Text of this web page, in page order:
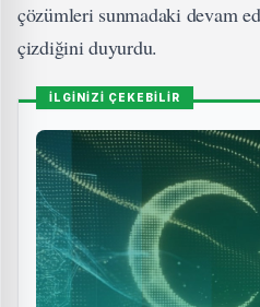
çözümleri sunmadaki devam
çizdiğini duyurdu.
İLGİNİZİ ÇEKEBİLİR